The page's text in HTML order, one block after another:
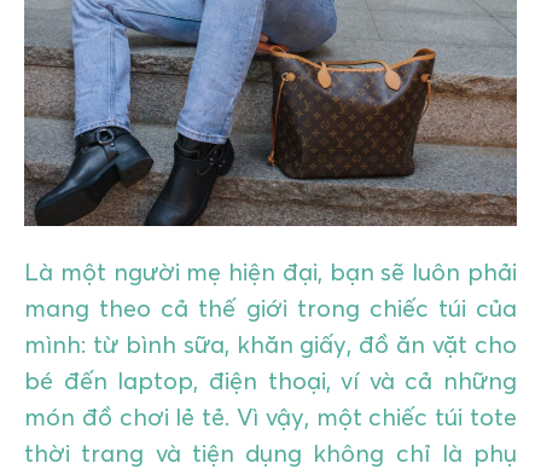
GIÁO DỤC
KỲ NGHỈ & ĐIỂM ĐẾN
QUÀ TẶNG & SỰ KIỆN
LIÊN HỆ
Là một người mẹ hiện đại, bạn sẽ luôn phải
mang theo cả thế giới trong chiếc túi của
mình: từ bình sữa, khăn giấy, đồ ăn vặt cho
bé đến laptop, điện thoại, ví và cả những
món đồ chơi lẻ tẻ. Vì vậy, một chiếc túi tote
thời trang và tiện dụng không chỉ là phụ